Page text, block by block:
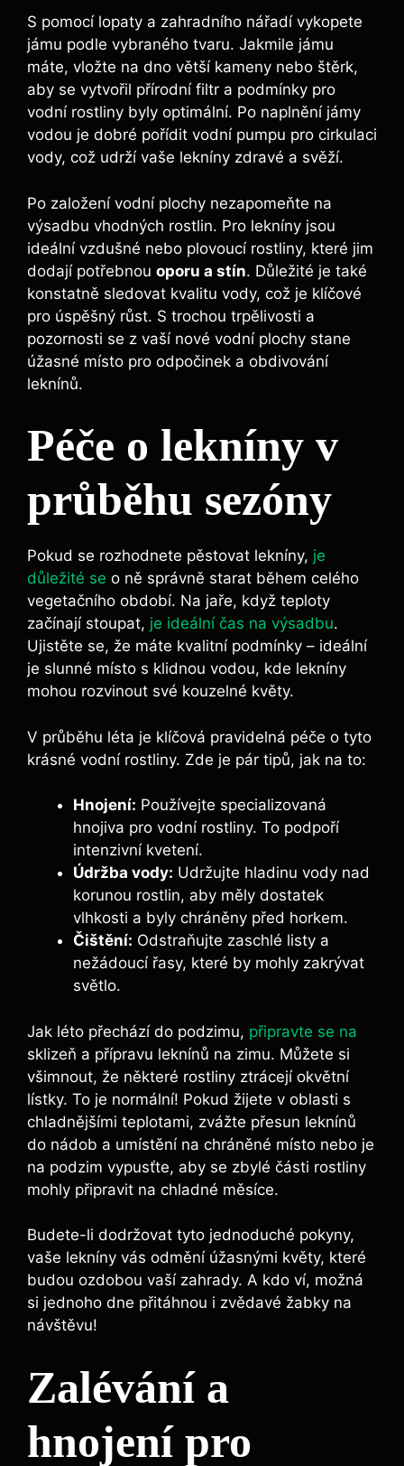
S pomocí lopaty a zahradního nářadí vykopete
jámu podle vybraného tvaru. Jakmile jámu
máte, vložte na dno větší kameny nebo štěrk,
aby se vytvořil přírodní filtr a podmínky pro
vodní rostliny byly optimální. Po naplnění jámy
vodou je dobré pořídit vodní pumpu pro cirkulaci
vody, což udrží vaše lekníny zdravé a svěží.
Po založení vodní plochy nezapomeňte na
výsadbu vhodných rostlin. Pro lekníny jsou
ideální vzdušné nebo plovoucí rostliny, které jim
dodají potřebnou oporu a stín. Důležité je také
konstatně sledovat kvalitu vody, což je klíčové
pro úspěšný růst. S trochou trpělivosti a
pozornosti se z vaší nové vodní plochy stane
úžasné místo pro odpočinek a obdivování
leknínů.
Péče o lekníny v
průběhu sezóny
Pokud se rozhodnete pěstovat lekníny, je
důležité se o ně správně starat během celého
vegetačního období. Na jaře, když teploty
začínají stoupat, je ideální čas na výsadbu.
Ujistěte se, že máte kvalitní podmínky – ideální
je slunné místo s klidnou vodou, kde lekníny
mohou rozvinout své kouzelné květy.
V průběhu léta je klíčová pravidelná péče o tyto
krásné vodní rostliny. Zde je pár tipů, jak na to:
Hnojení: Používejte specializovaná
hnojiva pro vodní rostliny. To podpoří
intenzivní kvetení.
Údržba vody: Udržujte hladinu vody nad
korunou rostlin, aby měly dostatek
vlhkosti a byly chráněny před horkem.
Čištění: Odstraňujte zaschlé listy a
nežádoucí řasy, které by mohly zakrývat
světlo.
Jak léto přechází do podzimu, připravte se na
sklizeň a přípravu leknínů na zimu. Můžete si
všimnout, že některé rostliny ztrácejí okvětní
lístky. To je normální! Pokud žijete v oblasti s
chladnějšími teplotami, zvážte přesun leknínů
do nádob a umístění na chráněné místo nebo je
na podzim vypusťte, aby se zbylé části rostliny
mohly připravit na chladné měsíce.
Budete-li dodržovat tyto jednoduché pokyny,
vaše lekníny vás odmění úžasnými květy, které
budou ozdobou vaší zahrady. A kdo ví, možná
si jednoho dne přitáhnou i zvědavé žabky na
návštěvu!
Zalévání a
hnojení pro